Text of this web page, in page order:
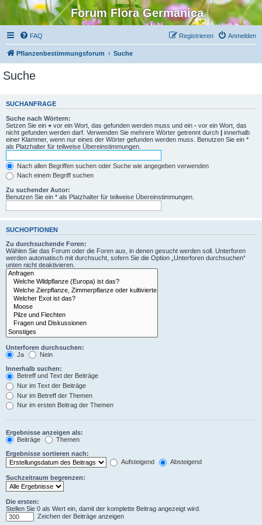
Forum Flora Germanica
FAQ Anmelden
Registrieren
Pflanzenbestimmungsforum Suche
Suche
SUCHANFRAGE
Suche nach Wörtern:
Setzen Sie ein + vor ein Wort, das gefunden werden muss und ein - vor ein Wort, das
nicht gefunden werden darf. Verwenden Sie mehrere Wörter getrennt durch | innerhalb
einer Klammer, wenn nur eines der Wörter gefunden werden muss. Benutzen Sie ein *
als Platzhalter für teilweise Übereinstimmungen.
Nach allen Begriffen suchen oder Suche wie angegeben verwenden
Nach einem Begriff suchen
Zu suchender Autor:
Benutzen Sie ein * als Platzhalter für teilweise Übereinstimmungen.
SUCHOPTIONEN
Zu durchsuchende Foren:
Wählen Sie das Forum oder die Foren aus, in denen gesucht werden soll. Unterforen
werden automatisch mit durchsucht, sofern Sie die Option „Unterforen durchsuchen“
unten nicht deaktivieren.
Unterforen durchsuchen:
Ja
Nein
Innerhalb suchen:
Betreff und Text der Beiträge
Nur im Text der Beiträge
Nur im Betreff der Themen
Nur im ersten Beitrag der Themen
Ergebnisse anzeigen als:
Beiträge
Themen
Ergebnisse sortieren nach:
Aufsteigend
Absteigend
Suchzeitraum begrenzen:
Die ersten:
Stellen Sie 0 als Wert ein, damit der komplette Beitrag angezeigt wird.
Zeichen der Beiträge anzeigen